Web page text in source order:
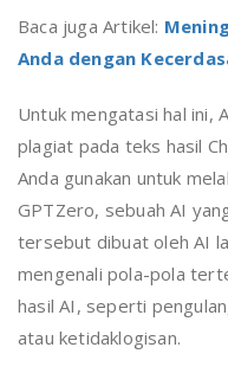
Baca juga Artikel:
Anda dengan
Untuk mengatasi hal ini,
plagiat pada teks hasil
Anda gunakan untuk
GPTZero, sebuah AI
tersebut dibuat oleh AI
mengenali pola-pola
hasil AI, seperti
atau ketidaklogisan.